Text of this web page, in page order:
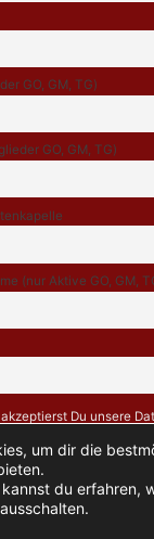
GO, GM, TG)
GO, GM, TG)
(nur Aktive GO, GM,
Du unsere
um dir die
kannst du erfahren,